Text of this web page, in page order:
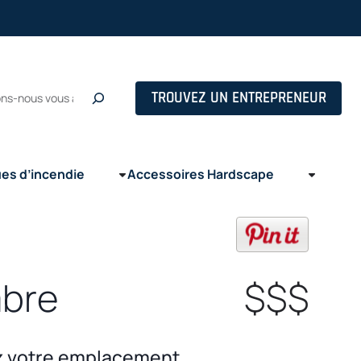
in a new tab
TROUVEZ UN ENTREPRENEUR
d’incendie Accessoires Hardscape
$$$